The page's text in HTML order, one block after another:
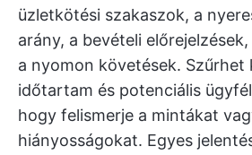
üzletkötési szakaszok, a
arány, a bevételi
a nyomon követések. Szűrhet
időtartam és potenciális
hogy felismerje a mintákat
hiányosságokat. Egyes